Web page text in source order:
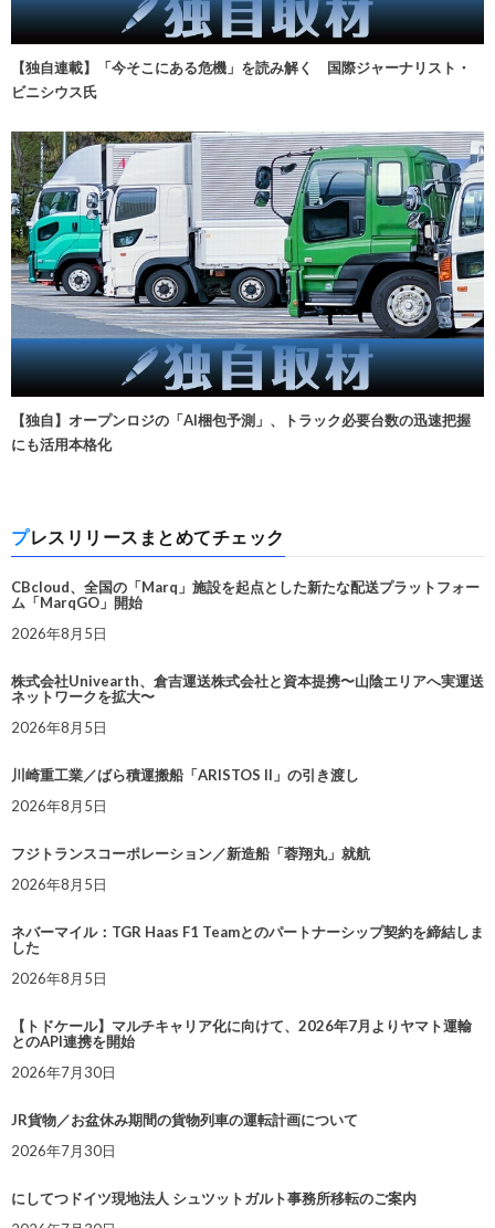
【独自連載】「今そこにある危機」を読み解く 国際ジャーナリスト・
ビニシウス氏
【独自】オープンロジの「AI梱包予測」、トラック必要台数の迅速把握
にも活用本格化
プレスリリースまとめてチェック
CBcloud、全国の「Marq」施設を起点とした新たな配送プラットフォー
ム「MarqGO」開始
2026年8月5日
株式会社Univearth、倉吉運送株式会社と資本提携〜山陰エリアへ実運送
ネットワークを拡大〜
2026年8月5日
川崎重工業／ばら積運搬船「ARISTOS II」の引き渡し
2026年8月5日
フジトランスコーポレーション／新造船「蓉翔丸」就航
2026年8月5日
ネバーマイル：TGR Haas F1 Teamとのパートナーシップ契約を締結しま
した
2026年8月5日
【トドケール】マルチキャリア化に向けて、2026年7月よりヤマト運輸
とのAPI連携を開始
2026年7月30日
JR貨物／お盆休み期間の貨物列車の運転計画について
2026年7月30日
にしてつドイツ現地法人 シュツットガルト事務所移転のご案内